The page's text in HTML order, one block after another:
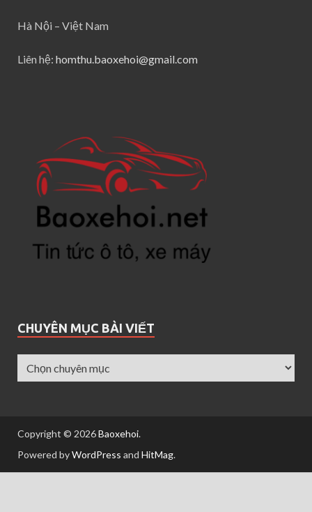
Hà Nội – Việt Nam
Liên hệ: homthu.baoxehoi@gmail.com
CHUYÊN MỤC BÀI VIẾT
Copyright © 2026Baoxehoi.
Powered byWordPress and HitMag.